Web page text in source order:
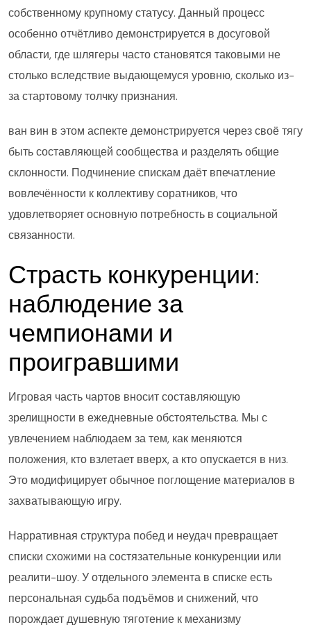
собственному крупному статусу. Данный процесс
особенно отчётливо демонстрируется в досуговой
области, где шлягеры часто становятся таковыми не
столько вследствие выдающемуся уровню, сколько из-
за стартовому толчку признания.
ван вин в этом аспекте демонстрируется через своё тягу
быть составляющей сообщества и разделять общие
склонности. Подчинение спискам даёт впечатление
вовлечённости к коллективу соратников, что
удовлетворяет основную потребность в социальной
связанности.
Страсть конкуренции:
наблюдение за
чемпионами и
проигравшими
Игровая часть чартов вносит составляющую
зрелищности в ежедневные обстоятельства. Мы с
увлечением наблюдаем за тем, как меняются
положения, кто взлетает вверх, а кто опускается в низ.
Это модифицирует обычное поглощение материалов в
захватывающую игру.
Нарративная структура побед и неудач превращает
списки схожими на состязательные конкуренции или
реалити-шоу. У отдельного элемента в списке есть
персональная судьба подъёмов и снижений, что
порождает душевную тяготение к механизму